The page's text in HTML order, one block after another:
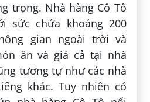
trọng. Nhà hàng Cô Tô
sức chứa khoảng 200
gian ngoài trời và
ăn và giá cả tại nhà
tương tự như các nhà
khác. Tuy nhiên có